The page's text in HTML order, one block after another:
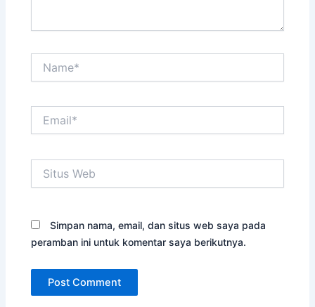
Web
Simpan nama, email, dan situs web saya pada
peramban ini untuk komentar saya berikutnya.